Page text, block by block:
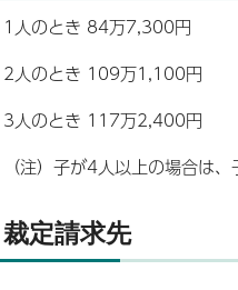
1人のとき 84万7,300円
2人のとき 109万1,100円
3人のとき 117万2,400円
（注）子が4人以上の場合は
裁定請求先